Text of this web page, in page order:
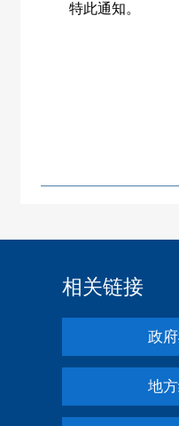
特此通知。
相关链接
政
地